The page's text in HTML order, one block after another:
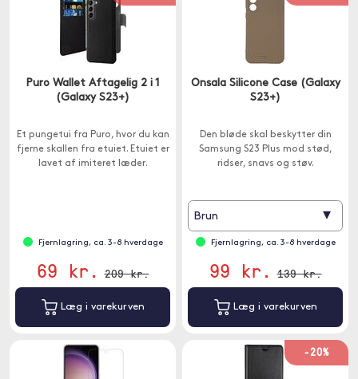
Puro Wallet Aftagelig 2 i 1
(Galaxy S23+)
Et pungetui fra Puro, hvor du kan
fjerne skallen fra etuiet. Etuiet er
lavet af imiteret læder.
Fjernlagring, ca. 3-8 hverdage
69 kr. 209 kr.
Læg i varekurven
Onsala Silicone Case (Galaxy
S23+)
Den bløde skal beskytter din
Samsung S23 Plus mod stød,
ridser, snavs og støv.
Brun ▾
Fjernlagring, ca. 3-8 hverdage
99 kr. 139 kr.
Læg i varekurven
-20%